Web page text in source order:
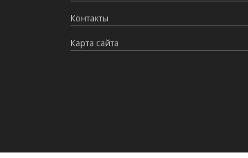
Контакты
Карта сайта